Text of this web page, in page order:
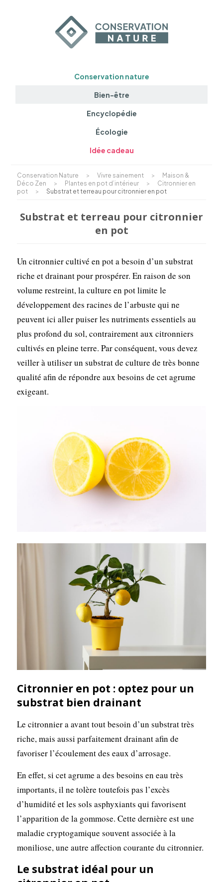
Conservation nature
Bien-être
Encyclopédie
Écologie
Idée cadeau
Conservation Nature > Vivre sainement >
Maison &
Déco Zen
> Plantes en pot d’intérieur >
Citronnier en
pot
> Substrat et terreau pour citronnier en pot
Substrat et terreau pour citronnier
en pot
Un citronnier cultivé en pot a besoin d’un substrat
riche et drainant pour prospérer. En raison de son
volume restreint, la culture en pot limite le
développement des racines de l’arbuste qui ne
peuvent ici aller puiser les nutriments essentiels au
plus profond du sol, contrairement aux citronniers
cultivés en pleine terre. Par conséquent, vous devez
veiller à utiliser un substrat de culture de très bonne
qualité afin de répondre aux besoins de cet agrume
exigeant.
Citronnier en pot : optez pour un
substrat bien drainant
Le citronnier a avant tout besoin d’un substrat très
riche, mais aussi parfaitement drainant afin de
favoriser l’écoulement des eaux d’arrosage.
En effet, si cet agrume a des besoins en eau très
importants, il ne tolère toutefois pas l’excès
d’humidité et les sols asphyxiants qui favorisent
l’apparition de la gommose. Cette dernière est une
maladie cryptogamique souvent associée à la
moniliose, une autre affection courante du citronnier.
Le substrat idéal pour un